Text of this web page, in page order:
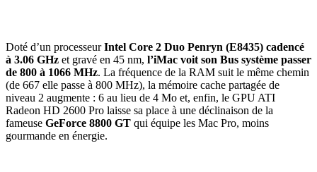
Doté d’un processeurIntel Core 2 Duo Penryn (E8435) cadencé
à 3.06 GHz et gravé en 45 nm, l’iMac voit son Bus système passer
de 800 à 1066 MHz. La fréquence de la RAM suit le même chemin
(de 667 elle passe à 800 MHz), la mémoire cache partagée de
niveau 2 augmente : 6 au lieu de 4 Mo et, enfin, le GPU ATI
Radeon HD 2600 Pro laisse sa place à une déclinaison de la
fameuse GeForce 8800 GT qui équipe les Mac Pro, moins
gourmande en énergie.